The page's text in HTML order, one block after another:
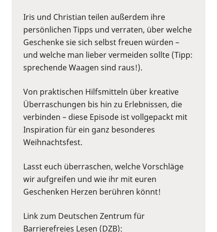
Iris und Christian teilen außerdem ihre
persönlichen Tipps und verraten, über welche
Geschenke sie sich selbst freuen würden –
und welche man lieber vermeiden sollte (Tipp:
sprechende Waagen sind raus!).
Von praktischen Hilfsmitteln über kreative
Überraschungen bis hin zu Erlebnissen, die
verbinden – diese Episode ist vollgepackt mit
Inspiration für ein ganz besonderes
Weihnachtsfest.
Lasst euch überraschen, welche Vorschläge
wir aufgreifen und wie ihr mit euren
Geschenken Herzen berühren könnt!
Link zum Deutschen Zentrum für
Barrierefreies Lesen (DZB):